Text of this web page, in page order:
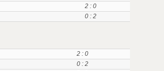
2 : 0
0 : 2
2 : 0
0 : 2